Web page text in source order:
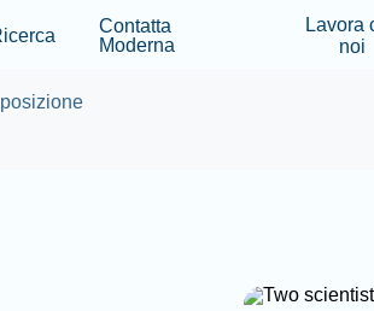
to main content
Contatta
Moderna
Lavora
noi